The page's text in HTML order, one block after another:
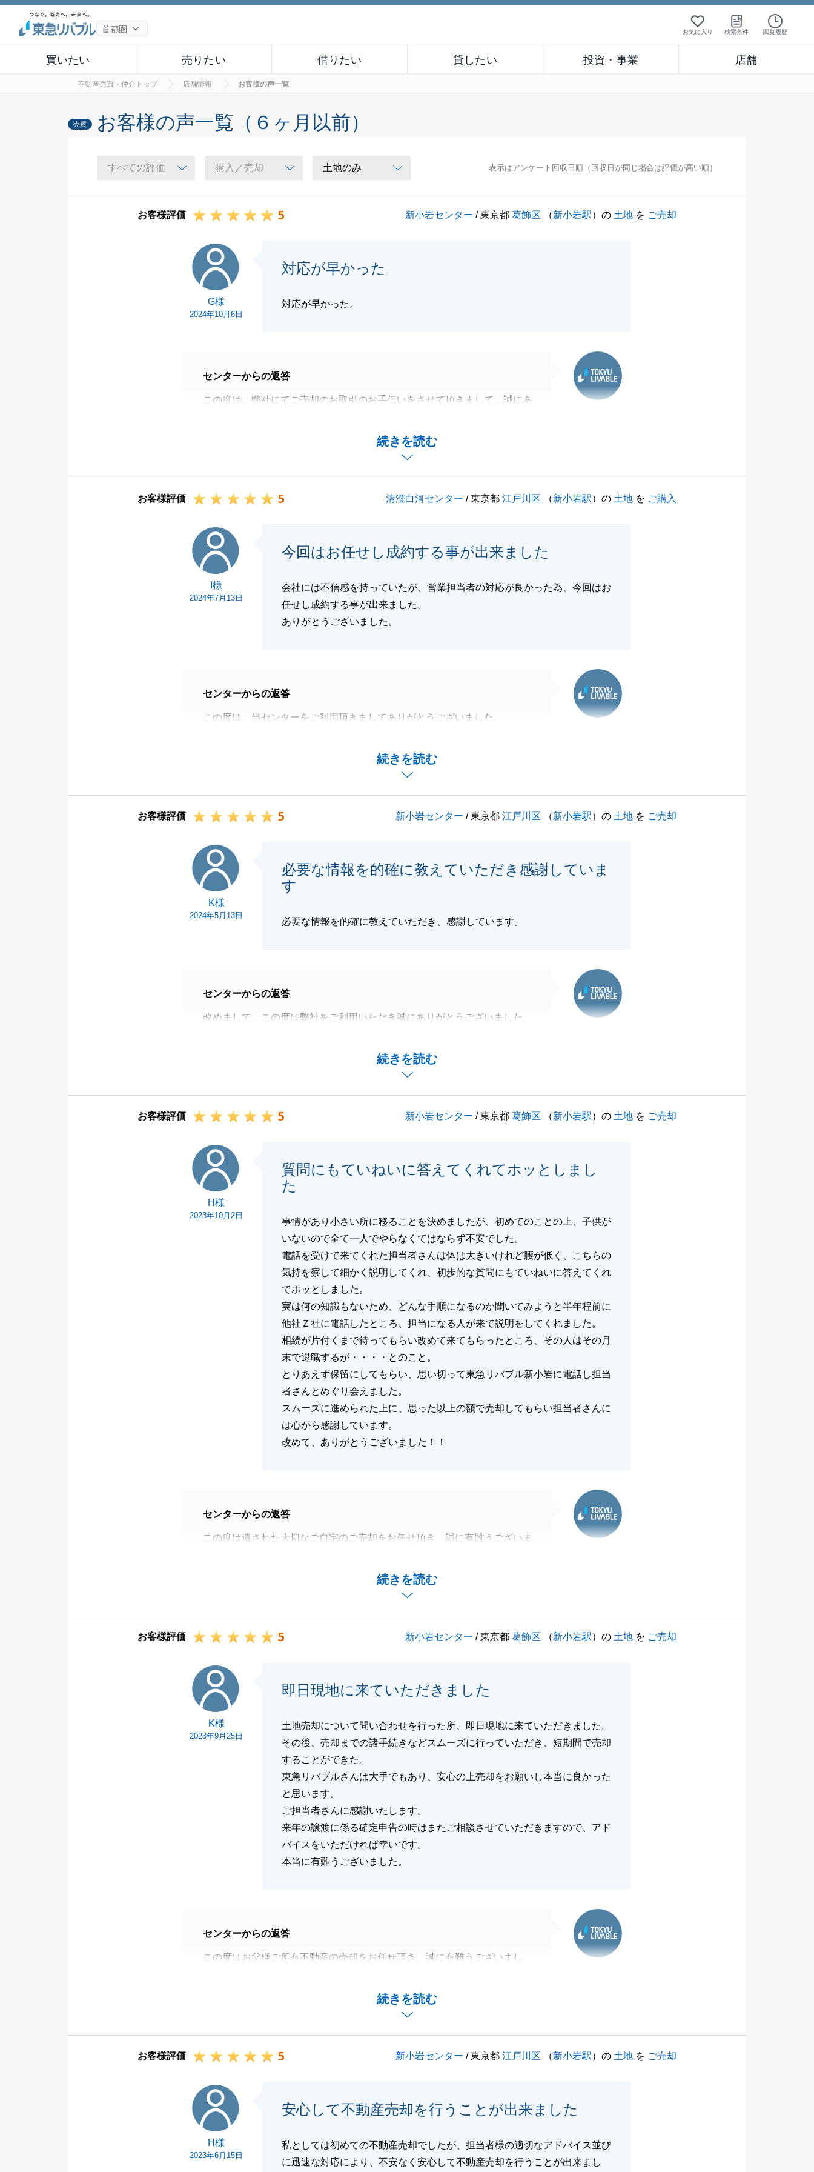
お気に入り 検索条件 閲覧履歴
買いたい 売りたい 借りたい 貸したい 投資・事業 店舗
不動産売買・仲介トップ 店舗情報 お客様の声一覧
売買 お客様の声一覧（６ヶ月以前）
表示はアンケート回収日順（回収日が同じ場合は評価が高い順）
お客様評価 5 新小岩センター / 東京都葛飾区 （新小岩駅）の 土地 を ご売却
G様
2024年10月6日
対応が早かった
対応が早かった。
続きを読む
センターからの返答
この度は、弊社にてご売却のお取引のお手伝いをさせて頂きまして、誠にあ
ご契約からご決済まで様々なお願いをさせて頂きましたが、その都度、迅速
にご対応頂きまして、ありがとうございました。
引続き、弊社にご愛顧賜りますようお願い申し上げます。
お客様評価 5 清澄白河センター / 東京都江戸川区 （新小岩駅）の 土地 を ご購入
I様
2024年7月13日
今回はお任せし成約する事が出来ました
会社には不信感を持っていたが、営業担当者の対応が良かった為、今回はお
任せし成約する事が出来ました。
ありがとうございました。
続きを読む
センターからの返答
この度は、当センターをご利用頂きましてありがとうございました。
ただし、会社としてご迷惑をお掛けしていた経緯があるようなので、申し訳
今後とも、よろしくお願い致します。
お客様評価 5 新小岩センター / 東京都江戸川区 （新小岩駅）の 土地 を ご売却
K様
2024年5月13日
必要な情報を的確に教えていただき感謝していま
す
必要な情報を的確に教えていただき、感謝しています。
続きを読む
センターからの返答
改めまして、この度は弊社をご利用いただき誠にありがとうございました。
今後もご不明点や、私にお手伝いできることがございましたら、お気軽にお
お客様評価 5 新小岩センター / 東京都葛飾区 （新小岩駅）の 土地 を ご売却
H様
2023年10月2日
質問にもていねいに答えてくれてホッとしまし
た
事情があり小さい所に移ることを決めましたが、初めてのことの上、子供が
いないので全て一人でやらなくてはならず不安でした。
電話を受けて来てくれた担当者さんは体は大きいけれど腰が低く、こちらの
気持を察して細かく説明してくれ、初歩的な質問にもていねいに答えてくれ
てホッとしました。
実は何の知識もないため、どんな手順になるのか聞いてみようと半年程前に
他社Ｚ社に電話したところ、担当になる人が来て説明をしてくれました。
相続が片付くまで待ってもらい改めて来てもらったところ、その人はその月
末で退職するが・・・・とのこと。
とりあえず保留にしてもらい、思い切って東急リバブル新小岩に電話し担当
者さんとめぐり会えました。
スムーズに進められた上に、思った以上の額で売却してもらい担当者さんに
は心から感謝しています。
改めて、ありがとうございました！！
続きを読む
センターからの返答
この度は遺された大切なご自宅のご売却をお任せ頂き、誠に有難うございま
当社にご連絡頂く半年前にＺ社さんにご相談されていたのは初耳で驚きまし
い。
閉じる
お客様評価 5 新小岩センター / 東京都葛飾区 （新小岩駅）の 土地 を ご売却
K様
2023年9月25日
即日現地に来ていただきました
土地売却について問い合わせを行った所、即日現地に来ていただきました。
その後、売却までの諸手続きなどスムーズに行っていただき、短期間で売却
することができた。
東急リバブルさんは大手でもあり、安心の上売却をお願いし本当に良かった
と思います。
ご担当者さんに感謝いたします。
来年の譲渡に係る確定申告の時はまたご相談させていただきますので、アド
バイスをいただければ幸いです。
本当に有難うございました。
続きを読む
センターからの返答
この度はお父様ご所有不動産の売却をお任せ頂き、誠に有難うございまし
良い市況でタイミング良くご売却出来て何よりでした。
建物解体等のお手続きもスムーズに進めて頂き、当方としても大変助かりま
この度は誠に有難うございました。
お客様評価 5 新小岩センター / 東京都江戸川区 （新小岩駅）の 土地 を ご売却
H様
2023年6月15日
安心して不動産売却を行うことが出来ました
私としては初めての不動産売却でしたが、担当者様の適切なアドバイス並び
に迅速な対応により、不安なく安心して不動産売却を行うことが出来まし